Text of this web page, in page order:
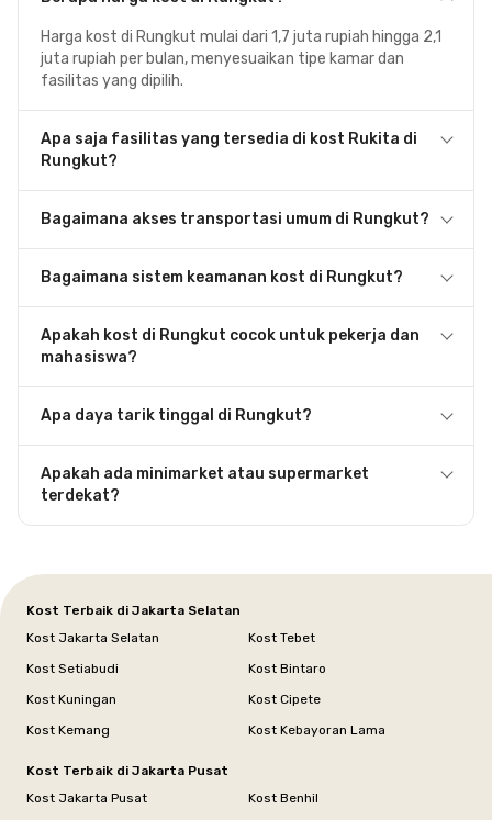
Harga kost di Rungkut mulai dari 1,7 juta rupiah hingga 2,1
juta rupiah per bulan, menyesuaikan tipe kamar dan
fasilitas yang dipilih.
Apa saja fasilitas yang tersedia di kost Rukita di
Rungkut?
Bagaimana akses transportasi umum di Rungkut?
Bagaimana sistem keamanan kost di Rungkut?
Apakah kost di Rungkut cocok untuk pekerja dan
mahasiswa?
Apa daya tarik tinggal di Rungkut?
Apakah ada minimarket atau supermarket
terdekat?
Kost Terbaik di Jakarta Selatan
Kost Jakarta Selatan
Kost Tebet
Kost Setiabudi
Kost Bintaro
Kost Kuningan
Kost Cipete
Kost Kemang
Kost Kebayoran Lama
Kost Terbaik di Jakarta Pusat
Kost Jakarta Pusat
Kost Benhil